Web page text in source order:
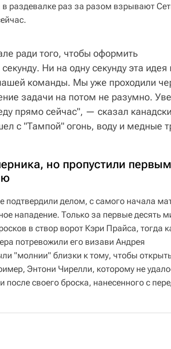
раздевалке раз за разом взрывают
ради того, чтобы оформить
Ни на одну секунду эта идея
команды. Мы уже проходили
задачи на потом не разумно.
прямо сейчас", — сказал
с "Тампой" огонь, воду и медные
но пропустили
подтвердили делом, с самого начала
нападение. Только за первые десять
в створ ворот Кэри Прайса, тогда
потревожили его визави Андрея
"молнии" близки к тому, чтобы
Энтони Чирелли, которому не
своего броска, нанесенного с